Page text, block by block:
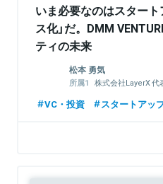
いま必要なのはスター
ス化」だ。DMM
ティの未来
松本 勇気
株式会社LayerX 代
式会社 取締役
VC・投資 スタートアッ